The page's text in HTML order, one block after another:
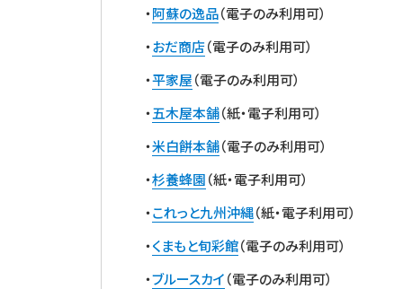
・阿蘇の逸品（電子のみ利用可）
・おだ商店（電子のみ利用可）
・平家屋（電子のみ利用可）
・五木屋本舗（紙・電子利用可）
・米白餅本舗（電子のみ利用可）
・杉養蜂園（紙・電子利用可）
・これっと九州沖縄（紙・電子利用可）
・くまもと旬彩館（電子のみ利用可）
・ブルースカイ（電子のみ利用可）